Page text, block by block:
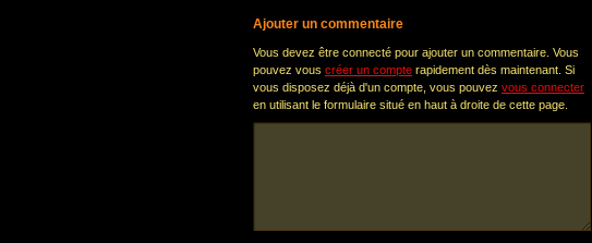
Ajouter un commentaire
Vous devez être connecté pour ajouter un commentaire. Vous
pouvez vous créer un compte rapidement dès maintenant. Si
vous disposez déjà d'un compte, vous pouvez vous connecter
en utilisant le formulaire situé en haut à droite de cette page.